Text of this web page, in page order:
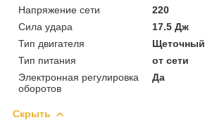
Напряжение сети
220
Сила удара
17.5 Дж
Тип двигателя
Щеточный
Тип питания
от сети
Электронная регулировка
оборотов
Да
Скрыть